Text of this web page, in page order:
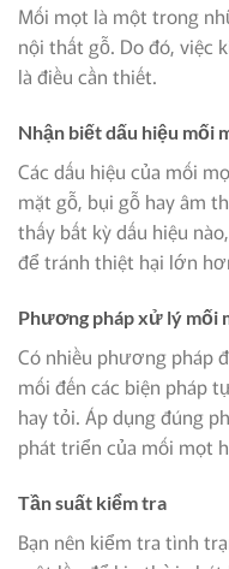
Mối mọt là một trong
nội thất gỗ. Do đó, việc
là điều cần thiết.
Nhận biết dấu hiệu mối
Các dấu hiệu của mối
mặt gỗ, bụi gỗ hay âm
thấy bất kỳ dấu hiệu
để tránh thiệt hại lớn
Phương pháp xử lý mối
Có nhiều phương pháp
mối đến các biện pháp
hay tỏi. Áp dụng đúng
phát triển của mối mọt
Tần suất kiểm tra
Bạn nên kiểm tra tình